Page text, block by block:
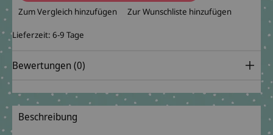
Zum Vergleich hinzufügen Zur Wunschliste hinzufügen
Lieferzeit: 6-9 Tage
Bewertungen (0)
Beschreibung